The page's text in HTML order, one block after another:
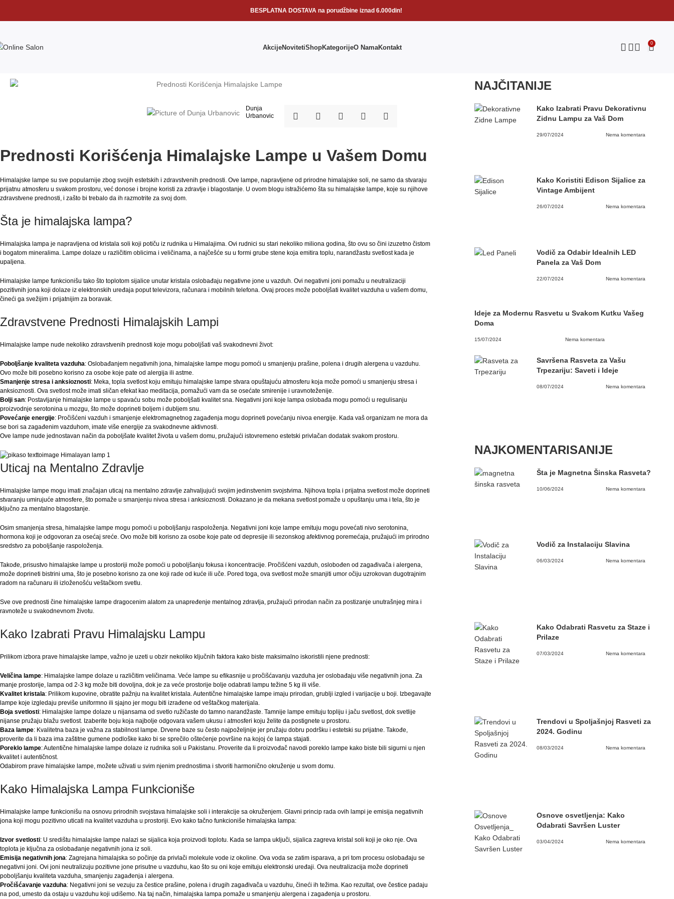
BESPLATNA DOSTAVA na porudžbine iznad 6.000din!
AkcijeNovitetiShopKategorijeO NamaKontakt
0
Dunja
Urbanovic
Prednosti Korišćenja Himalajske Lampe u Vašem Domu
Himalajske lampe su sve popularnije zbog svojih estetskih i zdravstvenih prednosti. Ove lampe, napravljene od prirodne himalajske soli, ne samo da stvaraju
prijatnu atmosferu u svakom prostoru, već donose i brojne koristi za zdravlje i blagostanje. U ovom blogu istražićemo šta su himalajske lampe, koje su njihove
zdravstvene prednosti, i zašto bi trebalo da ih razmotrite za svoj dom.
Šta je himalajska lampa?
Himalajska lampa je napravljena od kristala soli koji potiču iz rudnika u Himalajima. Ovi rudnici su stari nekoliko miliona godina, što ovu so čini izuzetno čistom
i bogatom mineralima. Lampe dolaze u različitim oblicima i veličinama, a najčešće su u formi grube stene koja emitira toplu, narandžastu svetlost kada je
upaljena.
Himalajske lampe funkcionišu tako što toplotom sijalice unutar kristala oslobađaju negativne jone u vazduh. Ovi negativni joni pomažu u neutralizaciji
pozitivnih jona koji dolaze iz elektronskih uređaja poput televizora, računara i mobilnih telefona. Ovaj proces može poboljšati kvalitet vazduha u vašem domu,
čineći ga svežijim i prijatnijim za boravak.
Zdravstvene Prednosti Himalajskih Lampi
Himalajske lampe nude nekoliko zdravstvenih prednosti koje mogu poboljšati vaš svakodnevni život:
Poboljšanje kvaliteta vazduha: Oslobađanjem negativnih jona, himalajske lampe mogu pomoći u smanjenju prašine, polena i drugih alergena u vazduhu.
Ovo može biti posebno korisno za osobe koje pate od alergija ili astme.
Smanjenje stresa i anksioznosti: Meka, topla svetlost koju emituju himalajske lampe stvara opuštajuću atmosferu koja može pomoći u smanjenju stresa i
anksioznosti. Ova svetlost može imati sličan efekat kao meditacija, pomažući vam da se osećate smirenije i uravnoteženije.
Bolji san: Postavljanje himalajske lampe u spavaću sobu može poboljšati kvalitet sna. Negativni joni koje lampa oslobađa mogu pomoći u regulisanju
proizvodnje serotonina u mozgu, što može doprineti boljem i dubljem snu.
Povećanje energije: Pročišćeni vazduh i smanjenje elektromagnetnog zagađenja mogu doprineti povećanju nivoa energije. Kada vaš organizam ne mora da
se bori sa zagađenim vazduhom, imate više energije za svakodnevne aktivnosti.
Ove lampe nude jednostavan način da poboljšate kvalitet života u vašem domu, pružajući istovremeno estetski privlačan dodatak svakom prostoru.
Uticaj na Mentalno Zdravlje
Himalajske lampe mogu imati značajan uticaj na mentalno zdravlje zahvaljujući svojim jedinstvenim svojstvima. Njihova topla i prijatna svetlost može doprineti
stvaranju umirujuće atmosfere, što pomaže u smanjenju nivoa stresa i anksioznosti. Dokazano je da mekana svetlost pomaže u opuštanju uma i tela, što je
ključno za mentalno blagostanje.
Osim smanjenja stresa, himalajske lampe mogu pomoći u poboljšanju raspoloženja. Negativni joni koje lampe emituju mogu povećati nivo serotonina,
hormona koji je odgovoran za osećaj sreće. Ovo može biti korisno za osobe koje pate od depresije ili sezonskog afektivnog poremećaja, pružajući im prirodno
sredstvo za poboljšanje raspoloženja.
Takođe, prisustvo himalajske lampe u prostoriji može pomoći u poboljšanju fokusa i koncentracije. Pročišćeni vazduh, oslobođen od zagađivača i alergena,
može doprineti bistrini uma, što je posebno korisno za one koji rade od kuće ili uče. Pored toga, ova svetlost može smanjiti umor očiju uzrokovan dugotrajnim
radom na računaru ili izloženošću veštačkom svetlu.
Sve ove prednosti čine himalajske lampe dragocenim alatom za unapređenje mentalnog zdravlja, pružajući prirodan način za postizanje unutrašnjeg mira i
ravnoteže u svakodnevnom životu.
Kako Izabrati Pravu Himalajsku Lampu
Prilikom izbora prave himalajske lampe, važno je uzeti u obzir nekoliko ključnih faktora kako biste maksimalno iskoristili njene prednosti:
Veličina lampe: Himalajske lampe dolaze u različitim veličinama. Veće lampe su efikasnije u pročišćavanju vazduha jer oslobađaju više negativnih jona. Za
manje prostorije, lampa od 2-3 kg može biti dovoljna, dok je za veće prostorije bolje odabrati lampu težine 5 kg ili više.
Kvalitet kristala: Prilikom kupovine, obratite pažnju na kvalitet kristala. Autentične himalajske lampe imaju prirodan, grublji izgled i varijacije u boji. Izbegavajte
lampe koje izgledaju previše uniformno ili sjajno jer mogu biti izrađene od veštačkog materijala.
Boja svetlosti: Himalajske lampe dolaze u nijansama od svetlo ružičaste do tamno narandžaste. Tamnije lampe emituju topliju i jaču svetlost, dok svetlije
nijanse pružaju blažu svetlost. Izaberite boju koja najbolje odgovara vašem ukusu i atmosferi koju želite da postignete u prostoru.
Baza lampe: Kvalitetna baza je važna za stabilnost lampe. Drvene baze su često najpoželjnije jer pružaju dobru podršku i estetski su prijatne. Takođe,
proverite da li baza ima zaštitne gumene podloške kako bi se sprečilo oštećenje površine na kojoj će lampa stajati.
Poreklo lampe: Autentične himalajske lampe dolaze iz rudnika soli u Pakistanu. Proverite da li proizvođač navodi poreklo lampe kako biste bili sigurni u njen
kvalitet i autentičnost.
Odabirom prave himalajske lampe, možete uživati u svim njenim prednostima i stvoriti harmonično okruženje u svom domu.
Kako Himalajska Lampa Funkcioniše
Himalajske lampe funkcionišu na osnovu prirodnih svojstava himalajske soli i interakcije sa okruženjem. Glavni princip rada ovih lampi je emisija negativnih
jona koji mogu pozitivno uticati na kvalitet vazduha u prostoriji. Evo kako tačno funkcioniše himalajska lampa:
Izvor svetlosti: U središtu himalajske lampe nalazi se sijalica koja proizvodi toplotu. Kada se lampa uključi, sijalica zagreva kristal soli koji je oko nje. Ova
toplota je ključna za oslobađanje negativnih jona iz soli.
Emisija negativnih jona: Zagrejana himalajska so počinje da privlači molekule vode iz okoline. Ova voda se zatim isparava, a pri tom procesu oslobađaju se
negativni joni. Ovi joni neutralizuju pozitivne jone prisutne u vazduhu, kao što su oni koje emituju elektronski uređaji. Ova neutralizacija može doprineti
poboljšanju kvaliteta vazduha, smanjenju zagađenja i alergena.
Pročišćavanje vazduha: Negativni joni se vezuju za čestice prašine, polena i drugih zagađivača u vazduhu, čineći ih težima. Kao rezultat, ove čestice padaju
na pod, umesto da ostaju u vazduhu koji udišemo. Na taj način, himalajska lampa pomaže u smanjenju alergena i zagađenja u prostoru.
NAJČITANIJE
Kako Izabrati Pravu Dekorativnu
Zidnu Lampu za Vaš Dom
29/07/2024 Nema komentara
Kako Koristiti Edison Sijalice za
Vintage Ambijent
26/07/2024 Nema komentara
Vodič za Odabir Idealnih LED
Panela za Vaš Dom
22/07/2024 Nema komentara
Ideje za Modernu Rasvetu u Svakom Kutku Vašeg
Doma
15/07/2024 Nema komentara
Savršena Rasveta za Vašu
Trpezariju: Saveti i Ideje
08/07/2024 Nema komentara
NAJKOMENTARISANIJE
Šta je Magnetna Šinska Rasveta?
10/06/2024 Nema komentara
Vodič za Instalaciju Slavina
06/03/2024 Nema komentara
Kako Odabrati Rasvetu za Staze i
Prilaze
07/03/2024 Nema komentara
Trendovi u Spoljašnjoj Rasveti za
2024. Godinu
08/03/2024 Nema komentara
Osnove osvetljenja: Kako
Odabrati Savršen Luster
03/04/2024 Nema komentara